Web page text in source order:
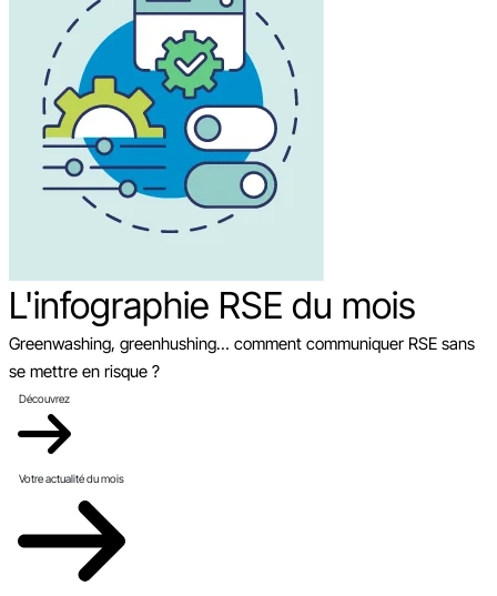
L'infographie RSE du mois
Greenwashing, greenhushing… comment communiquer RSE sans
se mettre en risque ?
Découvrez
Votre actualité du mois